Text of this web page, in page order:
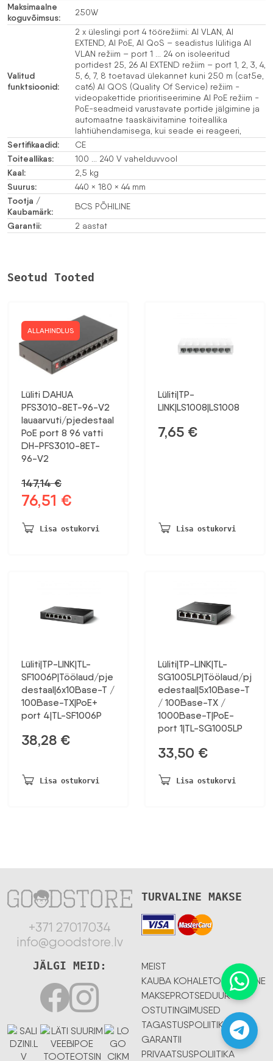
Maksimaalne
koguvõimsus:
250W
Valitud
funktsioonid:
2 x üleslingi port 4 töörežiimi: AI VLAN, AI
EXTEND, AI PoE, AI QoS – seadistus lülitiga AI
VLAN režiim – port 1 … 24 on isoleeritud
portidest 25, 26 AI EXTEND režiim – port 1, 2, 3, 4,
5, 6, 7, 8 toetavad ülekannet kuni 250 m (cat5e,
cat6) AI QOS (Quality Of Service) režiim -
videopakettide prioritiseerimine AI PoE režiim -
PoE-seadmeid varustavate portide jälgimine ja
automaatne taaskäivitamine toiteallika
lahtiühendamisega, kui seade ei reageeri,
Sertifikaadid: CE
Toiteallikas: 100 … 240 V vahelduvvool
Kaal: 2,5 kg
Suurus: 440 × 180 × 44 mm
Tootja /
Kaubamärk:
BCS PÕHILINE
Garantii: 2 aastat
Seotud Tooted
ALLAHINDLUS
Lüliti DAHUA
PFS3010-8ET-96-V2
lauaarvuti/pjedestaal
PoE port 8 96 vatti
DH-PFS3010-8ET-
96-V2
147,14€
Algne
hind
oli:
76,51 €
on:
Lisa ostukorvi
Lüliti|TP-
LINK|LS1008|LS1008
7,65 €
Lisa ostukorvi
Lüliti|TP-LINK|TL-
SF1006P|Töölaud/pje
destaal|6x10Base-T /
100Base-TX|PoE+
port 4|TL-SF1006P
38,28 €
Lisa ostukorvi
Lüliti|TP-LINK|TL-
SG1005LP|Töölaud/pj
edestaal|5x10Base-T
/ 100Base-TX /
1000Base-T|PoE-
port 1|TL-SG1005LP
33,50 €
Lisa ostukorvi
+371 27017034
info@goodstore.lv
TURVALINE MAKSE
MEIST
KAUBA KOHALETOIMETAMINE
MAKSEPROTSEDUUR
OSTUTINGIMUSED
TAGASTUSPOLIITIKA
GARANTII
PRIVAATSUSPOLIITIKA
JÄLGI MEID: